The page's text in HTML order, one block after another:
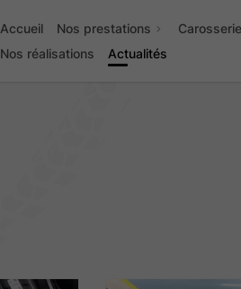
Accueil Nos prestations Carosserie
Nos réalisations
Actualités